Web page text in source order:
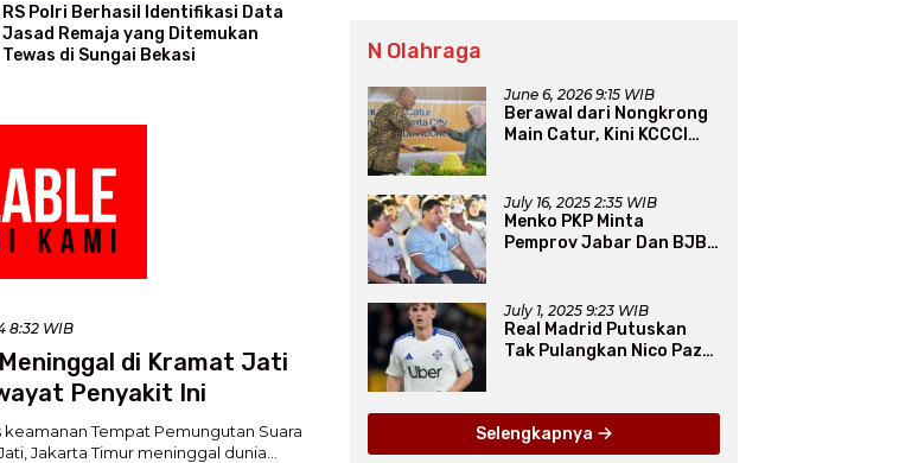
RS Polri Berhasil Identifikasi Data
Jasad Remaja yang Ditemukan
Tewas di Sungai Bekasi
8:32 WIB
di Kramat Jati
Penyakit Ini
keamanan Tempat Pemungutan Suara
Jakarta Timur meninggal dunia…
N Olahraga
June 6, 2026 9:15 WIB
Berawal dari Nongkrong
Main Catur, Kini KCCCI
July 16, 2025 2:35 WIB
Menko PKP Minta
Pemprov Jabar Dan BJB
July 1, 2025 9:23 WIB
Real Madrid Putuskan
Tak Pulangkan Nico Paz
Selengkapnya